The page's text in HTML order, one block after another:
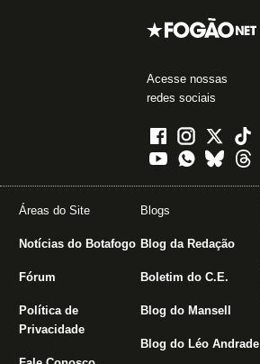
Acesse nossas
redes sociais
Áreas do Site
Notícias do Botafogo
Fórum
Política de
Privacidade
Blogs
Blog da Redação
Boletim do C.E.
Blog do Mansell
Blog do Léo Andrade